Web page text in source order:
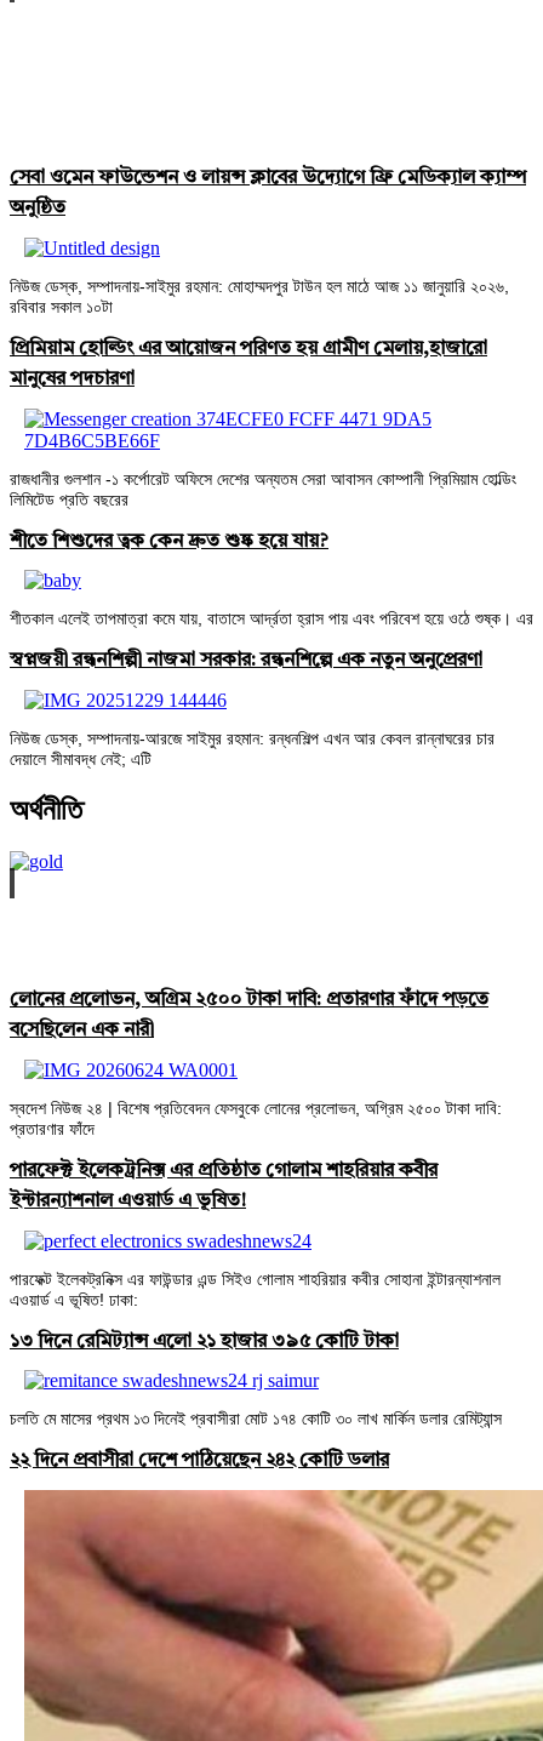
সেবা ওমেন ফাউন্ডেশন ও লায়ন্স ক্লাবের উদ্যোগে ফ্রি মেডিক্যাল ক্যাম্প
অনুষ্ঠিত
নিউজ ডেস্ক, সম্পাদনায়-সাইমুর রহমান: মোহাম্মদপুর টাউন হল মাঠে আজ ১১ জানুয়ারি ২০২৬,
রবিবার সকাল ১০টা
প্রিমিয়াম হোল্ডিং এর আয়োজন পরিণত হয় গ্রামীণ মেলায়,হাজারো
মানুষের পদচারণা
রাজধানীর গুলশান -১ কর্পোরেট অফিসে দেশের অন্যতম সেরা আবাসন কোম্পানী প্রিমিয়াম হোল্ডিং
লিমিটেড প্রতি বছরের
শীতে শিশুদের ত্বক কেন দ্রুত শুষ্ক হয়ে যায়?
শীতকাল এলেই তাপমাত্রা কমে যায়, বাতাসে আর্দ্রতা হ্রাস পায় এবং পরিবেশ হয়ে ওঠে শুষ্ক। এর
স্বপ্নজয়ী রন্ধনশিল্পী নাজমা সরকার: রন্ধনশিল্পে এক নতুন অনুপ্রেরণা
নিউজ ডেস্ক, সম্পাদনায়-আরজে সাইমুর রহমান: রন্ধনশিল্প এখন আর কেবল রান্নাঘরের চার
দেয়ালে সীমাবদ্ধ নেই; এটি
অর্থনীতি
লোনের প্রলোভন, অগ্রিম ২৫০০ টাকা দাবি: প্রতারণার ফাঁদে পড়তে
বসেছিলেন এক নারী
স্বদেশ নিউজ ২৪ | বিশেষ প্রতিবেদন ফেসবুকে লোনের প্রলোভন, অগ্রিম ২৫০০ টাকা দাবি:
প্রতারণার ফাঁদে
পারফেক্ট ইলেকট্রনিক্স এর প্রতিষ্ঠাত গোলাম শাহরিয়ার কবীর
ইন্টারন্যাশনাল এওয়ার্ড এ ভূষিত!
পারফেক্ট ইলেকট্রনিক্স এর ফাউন্ডার এন্ড সিইও গোলাম শাহরিয়ার কবীর সোহানা ইন্টারন্যাশনাল
এওয়ার্ড এ ভূষিত! ঢাকা:
১৩ দিনে রেমিট্যান্স এলো ২১ হাজার ৩৯৫ কোটি টাকা
চলতি মে মাসের প্রথম ১৩ দিনেই প্রবাসীরা মোট ১৭৪ কোটি ৩০ লাখ মার্কিন ডলার রেমিট্যান্স
২২ দিনে প্রবাসীরা দেশে পাঠিয়েছেন ২৪২ কোটি ডলার